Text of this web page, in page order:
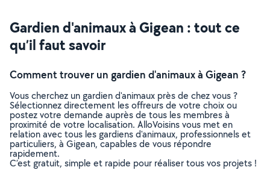
Gardien d'animaux à Gigean : tout ce
qu’il faut savoir
Comment trouver un gardien d'animaux à Gigean ?
Vous cherchez un gardien d'animaux près de chez vous ?
Sélectionnez directement les offreurs de votre choix ou
postez votre demande auprès de tous les membres à
proximité de votre localisation. AlloVoisins vous met en
relation avec tous les gardiens d'animaux, professionnels et
particuliers, à Gigean, capables de vous répondre
rapidement.
C’est gratuit, simple et rapide pour réaliser tous vos projets !